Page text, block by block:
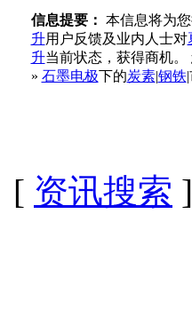
信息提要： 本信息将为
升用户反馈及业内人士对
升当前状态，获得商机
» 石墨电极下的炭素|钢铁
[ 资讯搜索